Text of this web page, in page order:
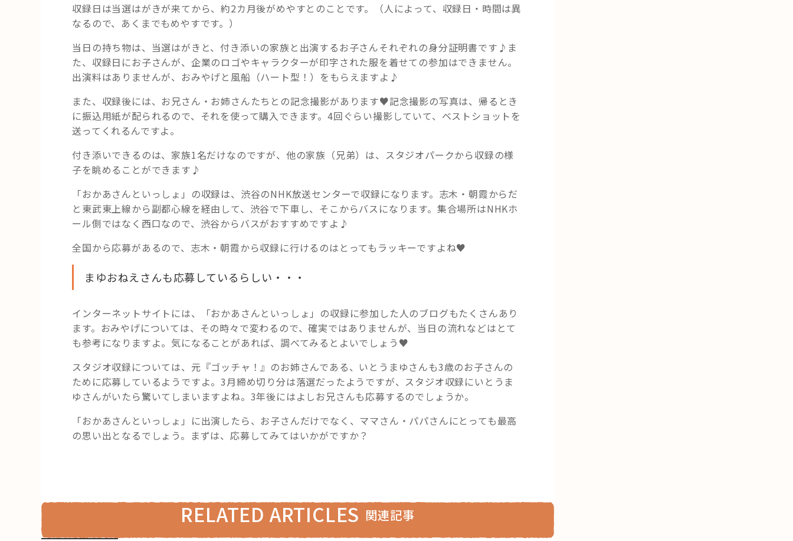
収録日は当選はがきが来てから、約2カ月後がめやすとのことです。（人によって、収録日・時間は異
なるので、あくまでもめやすです。）
当日の持ち物は、当選はがきと、付き添いの家族と出演するお子さんそれぞれの身分証明書です♪ま
た、収録日にお子さんが、企業のロゴやキャラクターが印字された服を着せての参加はできません。
出演料はありませんが、おみやげと風船（ハート型！）をもらえますよ♪
また、収録後には、お兄さん・お姉さんたちとの記念撮影があります♥記念撮影の写真は、帰るとき
に振込用紙が配られるので、それを使って購入できます。4回ぐらい撮影していて、ベストショットを
送ってくれるんですよ。
付き添いできるのは、家族1名だけなのですが、他の家族（兄弟）は、スタジオパークから収録の様
子を眺めることができます♪
「おかあさんといっしょ」の収録は、渋谷のNHK放送センターで収録になります。志木・朝霞からだ
と東武東上線から副都心線を経由して、渋谷で下車し、そこからバスになります。集合場所はNHKホ
ール側ではなく西口なので、渋谷からバスがおすすめですよ♪
全国から応募があるので、志木・朝霞から収録に行けるのはとってもラッキーですよね♥
まゆおねえさんも応募しているらしい・・・
インターネットサイトには、「おかあさんといっしょ」の収録に参加した人のブログもたくさんあり
ます。おみやげについては、その時々で変わるので、確実ではありませんが、当日の流れなどはとて
も参考になりますよ。気になることがあれば、調べてみるとよいでしょう♥
スタジオ収録については、元『ゴッチャ！』のお姉さんである、いとうまゆさんも3歳のお子さんの
ために応募しているようですよ。3月締め切り分は落選だったようですが、スタジオ収録にいとうま
ゆさんがいたら驚いてしまいますよね。3年後にはよしお兄さんも応募するのでしょうか。
「おかあさんといっしょ」に出演したら、お子さんだけでなく、ママさん・パパさんにとっても最高
の思い出となるでしょう。まずは、応募してみてはいかがですか？
RELATED ARTICLES 関連記事